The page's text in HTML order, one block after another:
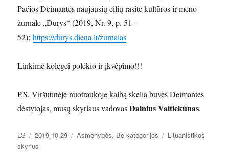
Pačios Deimantės naujausių eilių rasite kultūros ir meno
žurnale „Durys“ (2019, Nr. 9, p. 51–
52):https://durys.diena.lt/zurnalas
Linkime kolegei polėkio ir įkvėpimo!!!
P.S. Viršutinėje nuotraukoje kalbą skelia buvęs Deimantės
dėstytojas, mūsų skyriaus vadovasDainius Vaitiekūnas.
Autorius
LS Paskelbta
2019-10-29 Kategorijos
Asmenybės, Be kategorijos Žymos
Lituanistikos
skyrius